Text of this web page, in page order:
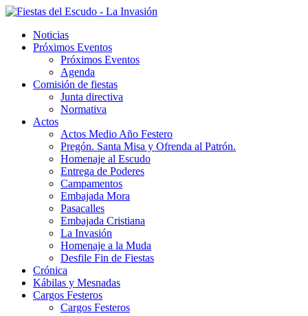
Noticias
Próximos Eventos
Próximos Eventos
Agenda
Comisión de fiestas
Junta directiva
Normativa
Actos
Actos Medio Año Festero
Pregón. Santa Misa y Ofrenda al Patrón.
Homenaje al Escudo
Entrega de Poderes
Campamentos
Embajada Mora
Pasacalles
Embajada Cristiana
La Invasión
Homenaje a la Muda
Desfile Fin de Fiestas
Crónica
Kábilas y Mesnadas
Cargos Festeros
Cargos Festeros